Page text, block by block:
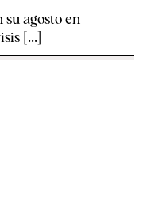
agosto en
[...]